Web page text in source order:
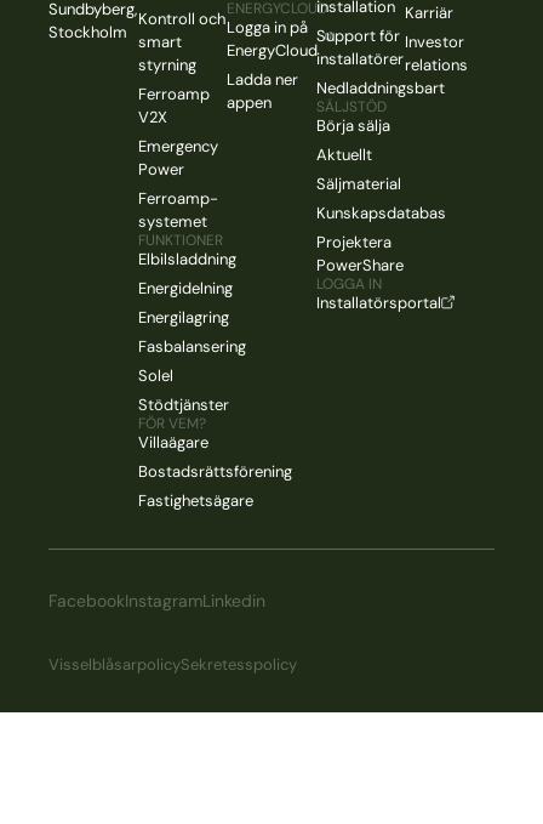
Sundbyberg,
Stockholm
Kontroll och
smart
styrning
Ferroamp
V2X
Emergency
Power
Ferroamp-
systemet
FUNKTIONER
Elbilsladdning
Energidelning
Energilagring
Fasbalansering
Solel
Stödtjänster
FÖR VEM?
Villaägare
Bostadsrättsförening
Fastighetsägare
ENERGYCLOUD
Logga in på
EnergyCloud
Ladda ner
appen
installation
Support för
installatörer
Nedladdningsbart
SÄLJSTÖD
Börja sälja
Aktuellt
Säljmaterial
Kunskapsdatabas
Projektera
PowerShare
LOGGA IN
Installatörsportal
Karriär
Investor
relations
FacebookInstagramLinkedin
VisselblåsarpolicySekretesspolicy